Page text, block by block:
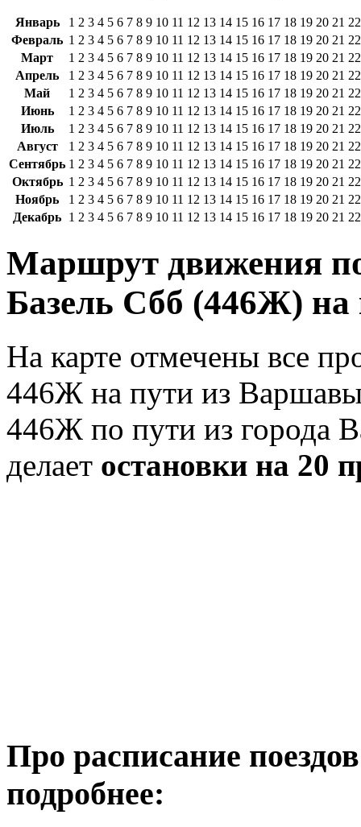
Январь 1 2 3 4 5 6 7 8 9 10 11 12 13 14 15 16 17 18 19 20 21 22
Февраль 1 2 3 4 5 6 7 8 9 10 11 12 13 14 15 16 17 18 19 20 21 22
Март
1 2 3 4 5 6 7 8 9 10 11 12 13 14 15 16 17 18 19 20 21 22
Апрель
1 2 3 4 5 6 7 8 9 10 11 12 13 14 15 16 17 18 19 20 21 22
Май
1 2 3 4 5 6 7 8 9 10 11 12 13 14 15 16 17 18 19 20 21 22
Июнь
1 2 3 4 5 6 7 8 9 10 11 12 13 14 15 16 17 18 19 20 21 22
Июль
1 2 3 4 5 6 7 8 9 10 11 12 13 14 15 16 17 18 19 20 21 22
Август
1 2 3 4 5 6 7 8 9 10 11 12 13 14 15 16 17 18 19 20 21 22
Сентябрь 1 2 3 4 5 6 7 8 9 10 11 12 13 14 15 16 17 18 19 20 21 22
Октябрь 1 2 3 4 5 6 7 8 9 10 11 12 13 14 15 16 17 18 19 20 21 22
Ноябрь
1 2 3 4 5 6 7 8 9 10 11 12 13 14 15 16 17 18 19 20 21 22
Декабрь 1 2 3 4 5 6 7 8 9 10 11 12 13 14 15 16 17 18 19 20 21 22
Маршрут движения
Базель Сбб (446Ж) на
На карте отмечены все
446Ж на пути из
446Ж по пути из города
делает остановки на 20
Про расписание
подробнее: